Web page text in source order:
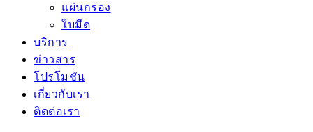
แผ่นกรอง
ใบมีด
บริการ
ข่าวสาร
โปรโมชัน
เกี่ยวกับเรา
ติดต่อเรา